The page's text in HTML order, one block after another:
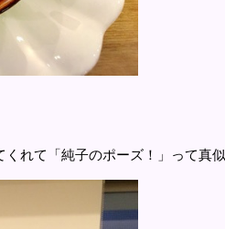
くれて「純子のポーズ！」って真